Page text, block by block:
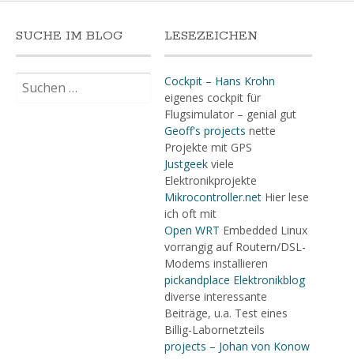
SUCHE IM BLOG
nach:
LESEZEICHEN
Cockpit – Hans Krohn
eigenes cockpit für
Flugsimulator – genial gut
Geoff's projects nette
Projekte mit GPS
Justgeekviele
Elektronikprojekte
Mikrocontroller.netHier lese
ich oft mit
Open WRT Embedded Linux
vorrangig auf Routern/DSL-
Modems installieren
pickandplace Elektronikblog
diverse interessante
Beiträge, u.a. Test eines
Billig-Labornetzteils
projects – Johan von Konow